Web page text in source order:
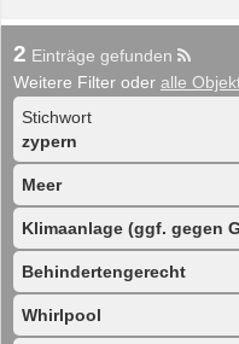
2 Einträge gefunden
Weitere Filter oder alle
Stichwort
zypern
Meer
Klimaanlage (ggf. gegen
Behindertengerecht
Whirlpool